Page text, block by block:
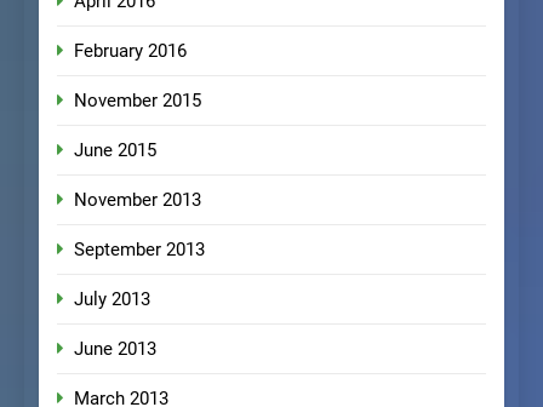
February 2016
November 2015
June 2015
November 2013
September 2013
July 2013
June 2013
March 2013